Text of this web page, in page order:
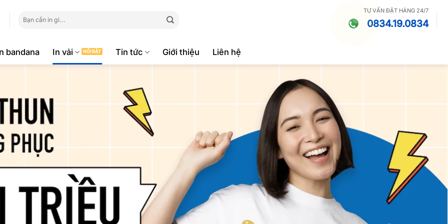
kiếm:
TƯ VẤN ĐẶT HÀNG 24/7
0834.19.0834
bandana In vải Tin tức Giới thiệu Liên hệ